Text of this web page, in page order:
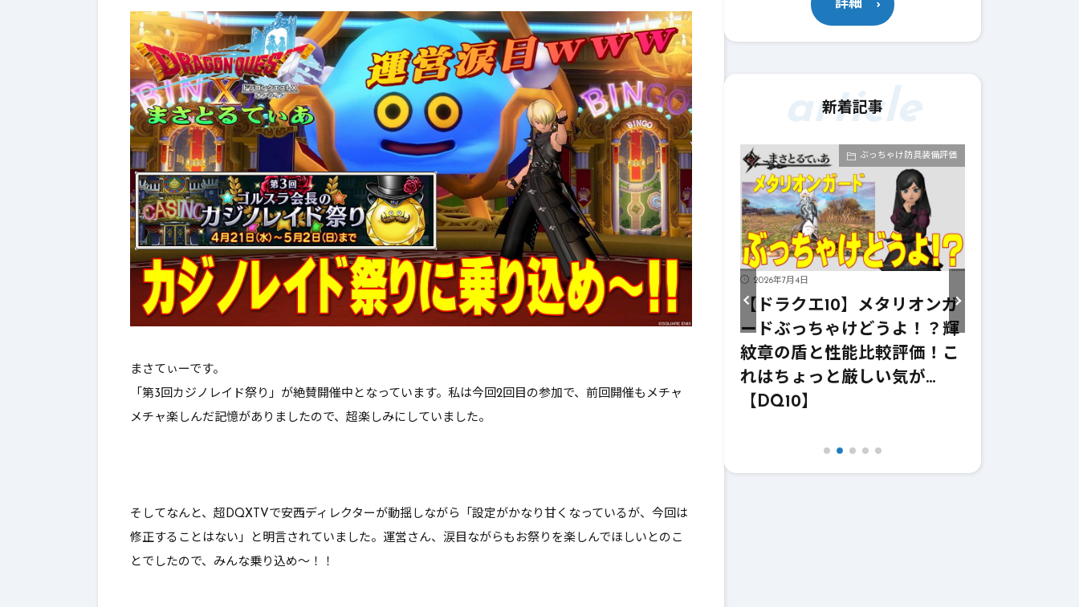
まさてぃーです。
「第3回カジノレイド祭り」が絶賛開催中となっています。私は今回2回目の参加で、前回開催もメチャ
メチャ楽しんだ記憶がありましたので、超楽しみにしていました。
そしてなんと、超DQXTVで安西ディレクターが動揺しながら「設定がかなり甘くなっているが、今回は
修正することはない」と明言されていました。運営さん、涙目ながらもお祭りを楽しんでほしいとのこ
とでしたので、みんな乗り込め～！！
詳細
新着記事
article
ぶっちゃけ武器評価
2026年7月4日
【ドラクエ10】レーザーエッ
ジぶっちゃけどうよ！？クリ
功率が…【DQ10】【ブーメラ
ン】
ぶっちゃけ防具装備評価
2026年7月4日
【ドラクエ10】メタリオンシ
ールドぶっちゃけどうよ！？
ぶっちゃけ防具装備評価
2026年7月4日
【ドラクエ10】メタリオンガ
ードぶっちゃけどうよ！？輝
紋章の盾と性能比較評価！こ
れはちょっと厳しい気が…
【DQ10】